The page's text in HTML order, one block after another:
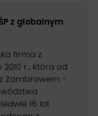
z globalnym
firma z
2010 r., która od
Zambrowem -
16 lat